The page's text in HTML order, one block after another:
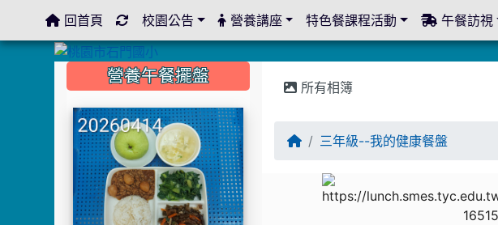
所有相簿
三年級--我的健康餐盤
::: 營養午餐擺盤
::: 回首頁 校園公告 營養講座 特色餐課程活動 午餐訪視